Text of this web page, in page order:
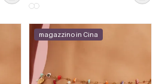
magazzino in Cina